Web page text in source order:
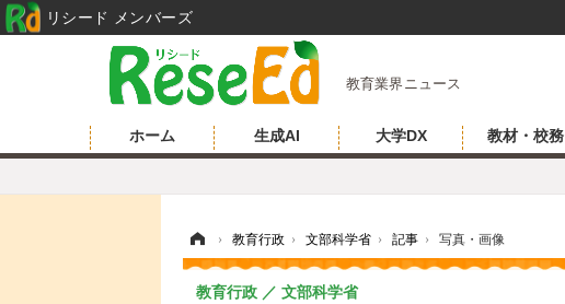
教育業界ニュース
ホーム 生成AI 大学DX 教材・校務
› 教育行政 › 文部科学省 › 記事 › 写真・画像
教育行政 文部科学省
リシード メンバーズ